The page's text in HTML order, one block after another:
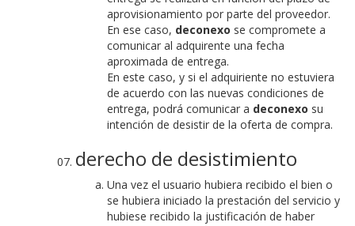
aprovisionamiento por parte del proveedor.
En ese caso, deconexo se compromete a
comunicar al adquirente una fecha
aproximada de entrega.
En este caso, y si el adquiriente no estuviera
de acuerdo con las nuevas condiciones de
entrega, podrá comunicar a deconexo su
intención de desistir de la oferta de compra.
derecho de desistimiento
Una vez el usuario hubiera recibido el bien o
se hubiera iniciado la prestación del servicio y
hubiese recibido la justificación de haber